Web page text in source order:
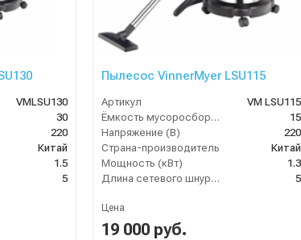
VMLSU130
30
220
Китай
1.5
5
Пылесос VinnerMyer LSU115
Артикул
VM LSU115
Ёмкость мусоросборника (л)
15
Напряжение (В)
220
Страна-производитель
Китай
Мощность (кВт)
1.3
Длина сетевого шнура (м)
5
Цена
19 000 руб.